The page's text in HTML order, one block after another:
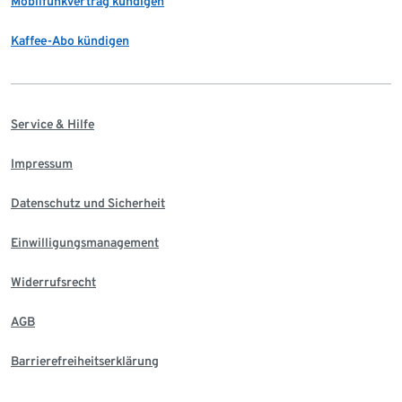
Kaffee-Abo kündigen
Service & Hilfe
Impressum
Datenschutz und Sicherheit
Einwilligungsmanagement
Widerrufsrecht
AGB
Barrierefreiheitserklärung